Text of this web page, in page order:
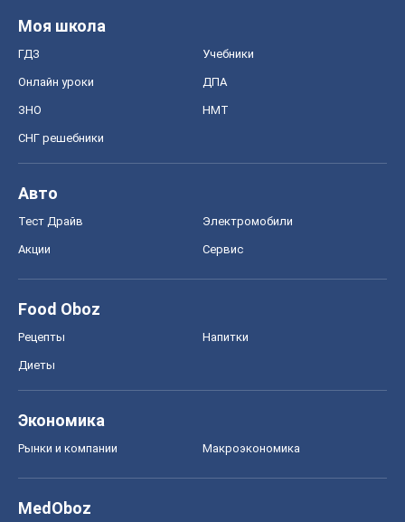
Моя школа
ГДЗ Учебники
Онлайн уроки ДПА
ЗНО НМТ
СНГ решебники
Авто
Тест Драйв Электромобили
Акции Сервис
Food Oboz
Рецепты Напитки
Диеты
Экономика
Рынки и компании Mакроэкономика
MedOboz